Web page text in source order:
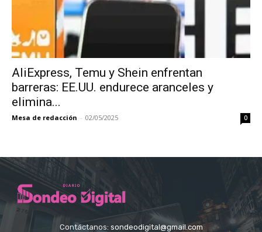
AliExpress, Temu y Shein enfrentan
barreras: EE.UU. endurece aranceles y
elimina...
Mesa de redacción - 02/05/2025 0
Contáctanos: sondeodigital@gmail.com